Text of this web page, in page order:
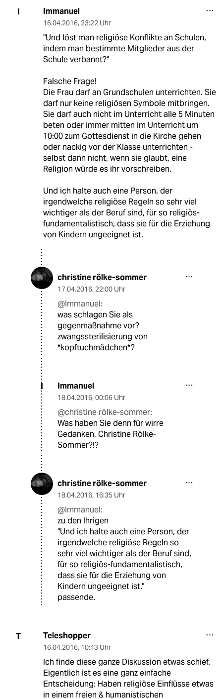
I Immanuel
16.04.2016, 23:22 Uhr
"Und löst man religiöse Konflikte an Schulen,
indem man bestimmte Mitglieder aus der
Schule verbannt?"
Falsche Frage!
Die Frau darf an Grundschulen unterrichten. Sie
darf nur keine religiösen Symbole mitbringen.
Sie darf auch nicht im Unterricht alle 5 Minuten
beten oder immer mitten im Unterricht um
10:00 zum Gottesdienst in die Kirche gehen
oder nackig vor der Klasse unterrichten -
selbst dann nicht, wenn sie glaubt, eine
Religion würde es ihr vorschreiben.
Und ich halte auch eine Person, der
irgendwelche religiöse Regeln so sehr viel
wichtiger als der Beruf sind, für so religiös-
fundamentalistisch, dass sie für die Erziehung
von Kindern ungeeignet ist.
christine rölke-sommer
17.04.2016, 22:00 Uhr
@Immanuel:
was schlagen Sie als
gegenmaßnahme vor?
zwangssterilisierung von
*kopftuchmädchen*?
I Immanuel
18.04.2016, 00:06 Uhr
@christine rölke-sommer:
Was haben Sie denn für wirre
Gedanken, Christine Rölke-
Sommer?!?
christine rölke-sommer
18.04.2016, 16:35 Uhr
@Immanuel:
zu den Ihrigen
"Und ich halte auch eine Person, der
irgendwelche religiöse Regeln so
sehr viel wichtiger als der Beruf sind,
für so religiös-fundamentalistisch,
dass sie für die Erziehung von
Kindern ungeeignet ist."
passende.
T Teleshopper
16.04.2016, 10:43 Uhr
Ich finde diese ganze Diskussion etwas schief.
Eigentlich ist es eine ganz einfache
Entscheidung: Haben religiöse Einflüsse etwas
in einem freien & humanistischen